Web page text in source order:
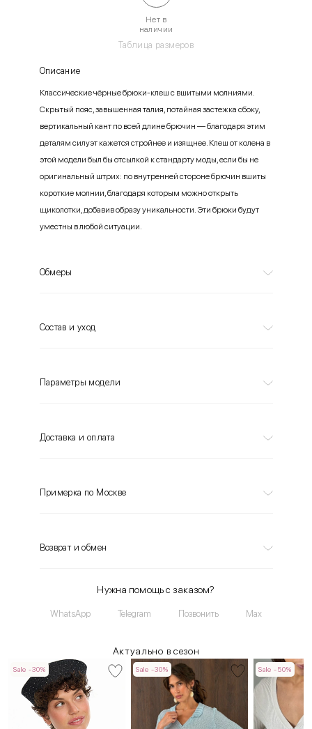
Таблица размеров
Нет в
наличии
Описание
Классические чёрные брюки-клеш с вшитыми молниями.
Скрытый пояс, завышенная талия, потайная застежка сбоку,
вертикальный кант по всей длине брючин — благодаря этим
деталям силуэт кажется стройнее и изящнее. Клеш от колена в
этой модели был бы отсылкой к стандарту моды, если бы не
оригинальный штрих: по внутренней стороне брючин вшиты
короткие молнии, благодаря которым можно открыть
щиколотки, добавив образу уникальности. Эти брюки будут
уместны в любой ситуации.
Обмеры
Состав и уход
Параметры модели
Доставка и оплата
Примерка по Москве
Возврат и обмен
Нужна помощь с заказом?
WhatsApp Telegram Позвонить Max
Актуально в сезон
Sale -30% Sale -30% Sale -50%